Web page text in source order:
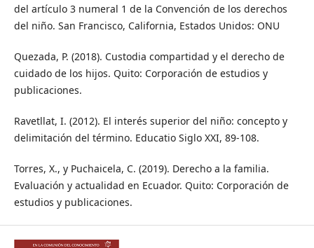
del artículo 3 numeral 1 de la Convención de los derechos
del niño. San Francisco, California, Estados Unidos: ONU
Quezada, P. (2018). Custodia compartidad y el derecho de
cuidado de los hijos. Quito: Corporación de estudios y
publicaciones.
Ravetllat, I. (2012). El interés superior del niño: concepto y
delimitación del término. Educatio Siglo XXI, 89-108.
Torres, X., y Puchaicela, C. (2019). Derecho a la familia.
Evaluación y actualidad en Ecuador. Quito: Corporación de
estudios y publicaciones.